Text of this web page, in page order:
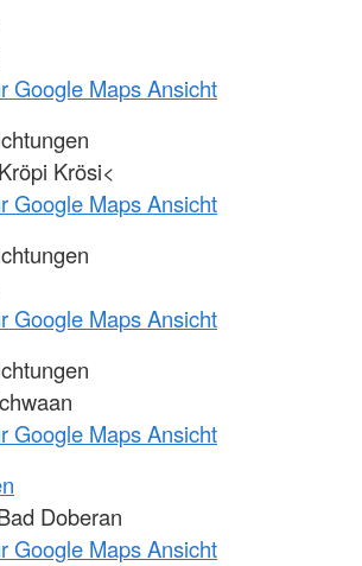
Google Maps Ansicht
Krösi<
Google Maps Ansicht
Google Maps Ansicht
Google Maps Ansicht
Doberan
Google Maps Ansicht